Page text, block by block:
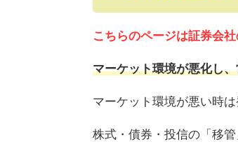
こちらのページは証券会
マーケット環境が悪化し
マーケット環境が悪い時
株式・債券・投信の「移